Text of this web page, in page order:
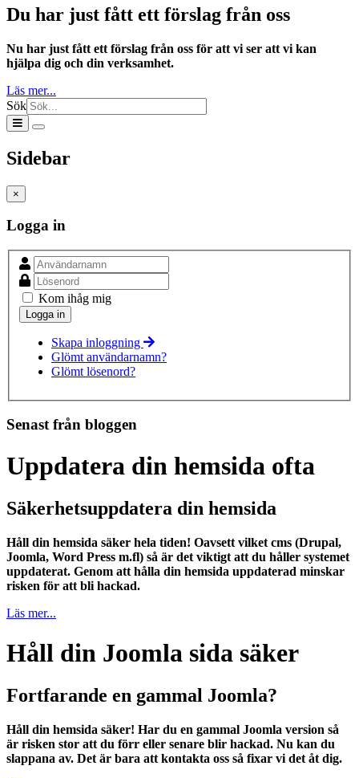
Du har just fått ett förslag från oss
Nu har just fått ett förslag från oss för att vi ser att vi kan
hjälpa dig och din verksamhet.
Läs mer...
Sök
Sidebar
×
Logga in
Kom ihåg mig
Skapa inloggning
Glömt användarnamn?
Glömt lösenord?
Senast från bloggen
Uppdatera din hemsida ofta
Säkerhetsuppdatera din hemsida
Håll din hemsida säker hela tiden! Oavsett vilket cms (Drupal,
Joomla, Word Press m.fl) så är det viktigt att du håller systemet
uppdaterat. Genom att hålla din hemsida uppdaterad minskar
risken för att bli hackad.
Läs mer...
Håll din Joomla sida säker
Fortfarande en gammal Joomla?
Håll din hemsida säker! Har du en gammal Joomla version så
är risken stor att du förr eller senare blir hackad. Nu kan du
slappana av. Det är bara att kontakta oss så fixar vi det åt dig.